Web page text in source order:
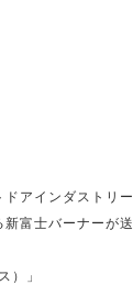
アインダストリ
富士バーナーが
）」